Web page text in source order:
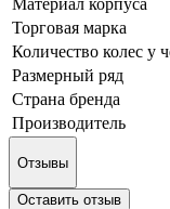
Материал корпуса
Торговая марка
Количество колес у
Размерный ряд
Страна бренда
Производитель
Отзывы
Оставить отзыв